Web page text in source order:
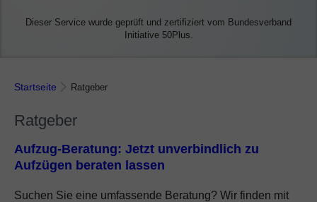
Dieser Service wurde geprüft und zertifiziert vom Bundesverband
Initiative 50Plus.
Startseite Ratgeber
Ratgeber
Aufzug-Beratung: Jetzt unverbindlich zu
Aufzügen beraten lassen
Suchen Sie eine umfassende Beratung? Wir finden mit